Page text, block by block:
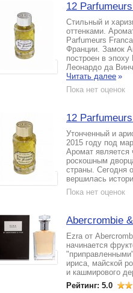
12
Стильный и
оттенками.
Parfumeurs
Франции. Замок
построен в
Леонардо да
Читать далее »
Пока нет оценок
12
Утонченный и
2015 году под
Аромат
роскошным
страны. Сегодня
вершилась
Пока нет оценок
Abercrombie
Ezra от
начинается
ириса, майской
и кашмирового
Рейтинг: 5.0